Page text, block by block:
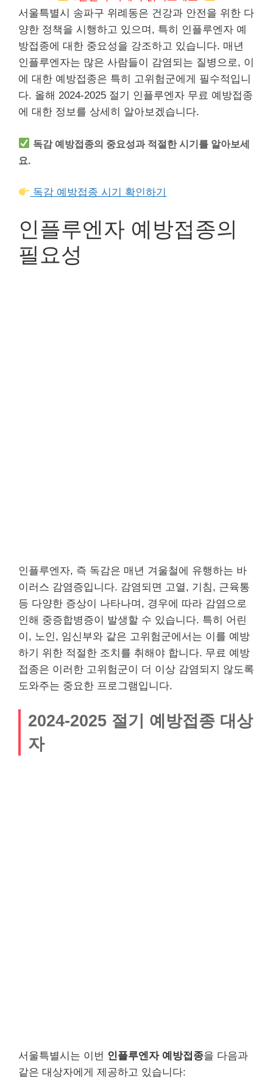
서울특별시 송파구 위례동은 건강과 안전을 위한 다
양한 정책을 시행하고 있으며, 특히 인플루엔자 예
방접종에 대한 중요성을 강조하고 있습니다. 매년
인플루엔자는 많은 사람들이 감염되는 질병으로, 이
에 대한 예방접종은 특히 고위험군에게 필수적입니
다. 올해 2024-2025 절기 인플루엔자 무료 예방접종
에 대한 정보를 상세히 알아보겠습니다.
독감 예방접종의 중요성과 적절한 시기를 알아보세
요.
독감 예방접종 시기 확인하기
인플루엔자 예방접종의
필요성
인플루엔자, 즉 독감은 매년 겨울철에 유행하는 바
이러스 감염증입니다. 감염되면 고열, 기침, 근육통
등 다양한 증상이 나타나며, 경우에 따라 감염으로
인해 중증합병증이 발생할 수 있습니다. 특히 어린
이, 노인, 임신부와 같은 고위험군에서는 이를 예방
하기 위한 적절한 조치를 취해야 합니다. 무료 예방
접종은 이러한 고위험군이 더 이상 감염되지 않도록
도와주는 중요한 프로그램입니다.
2024-2025 절기 예방접종 대상
자
서울특별시는 이번 인플루엔자 예방접종을 다음과
같은 대상자에게 제공하고 있습니다: